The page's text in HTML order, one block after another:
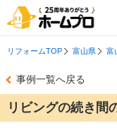
リフォームTOP 富山県 富
事例一覧へ戻る
リビングの続き間